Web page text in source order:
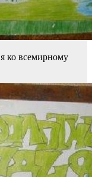
ко всемирному